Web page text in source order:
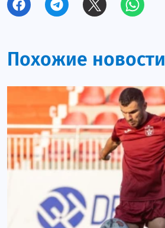
Интервью
Азеррейл
Локомотив
Неглиятчи
Livescore
Похожие новости